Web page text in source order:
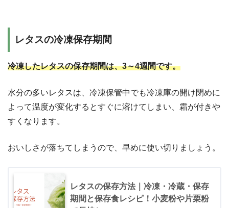
レタスの冷凍保存期間
冷凍したレタスの保存期間は、3～4週間です。
水分の多いレタスは、冷凍保管中でも冷凍庫の開け閉めに
よって温度が変化するとすぐに溶けてしまい、霜が付きや
すくなります。
おいしさが落ちてしまうので、早めに使い切りましょう。
レタスの保存方法｜冷凍・冷蔵・保存
期間と保存食レシピ！小麦粉や片栗粉